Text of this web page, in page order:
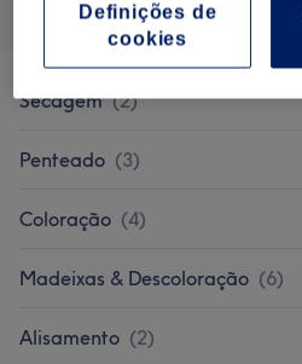
Secagem (2)
Penteado (3)
Coloração (4)
Madeixas & Descoloração (6)
Alisamento (2)
Definições de
cookies